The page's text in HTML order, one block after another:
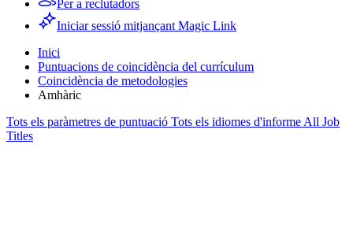
Per a reclutadors
Iniciar sessió mitjançant Magic Link
Inici
Puntuacions de coincidència del currículum
Coincidència de metodologies
Amhàric
Tots els paràmetres de puntuació Tots els idiomes d'informe All Job
Titles